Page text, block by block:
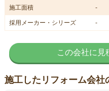
施工面積 -
採用メーカー・シリーズ -
この会社に見
施工したリフォーム会社